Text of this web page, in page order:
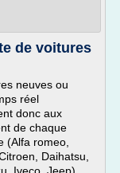
de voitures
neuves ou
réel
donc aux
de chaque
(Alfa romeo,
Daihatsu,